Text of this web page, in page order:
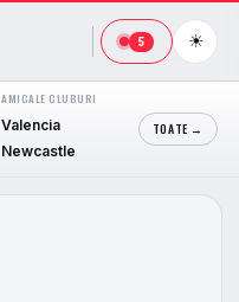
5 ☀
AMICALE CLUBURI
Valencia
1
Newcastle
Estrela
TOATE →